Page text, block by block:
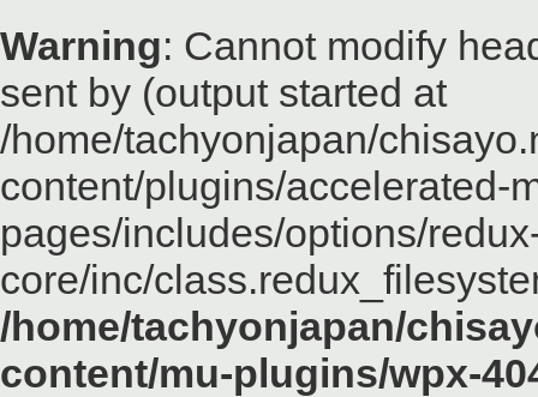
Warning: Cannot modify
sent by (output started at
/home/tachyonjapan/
content/plugins/accelerated-
pages/includes/options/
core/inc/
/home/tachyonjapan/
content/mu-plugins/wpx-